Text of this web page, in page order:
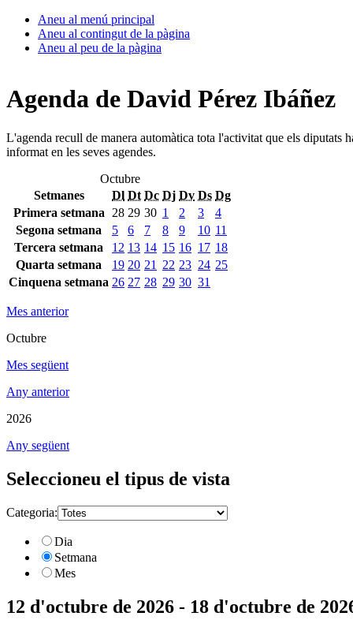
Aneu al menú principal
Aneu al contingut de la pàgina
Aneu al peu de la pàgina
Agenda de David Pérez Ibáñez
L'agenda recull de manera automàtica tota l'activitat que els diputats
informat en les seves agendes.
Octubre
Setmanes
Dl Dt Dc Dj Dv Ds Dg
Primera setmana
28 29 30 1 2 3
4
Segona setmana
5 6 7 8 9 10 11
Tercera setmana
12 13 14 15 16 17 18
Quarta setmana
19 20 21 22 23 24 25
Cinquena setmana 26 27 28 29 30 31
Mes anterior
Octubre
Mes següent
Any anterior
2026
Any següent
Seleccioneu el tipus de vista
Categoria:
Dia
Setmana
Mes
12 d'octubre de 2026 - 18 d'octubre de